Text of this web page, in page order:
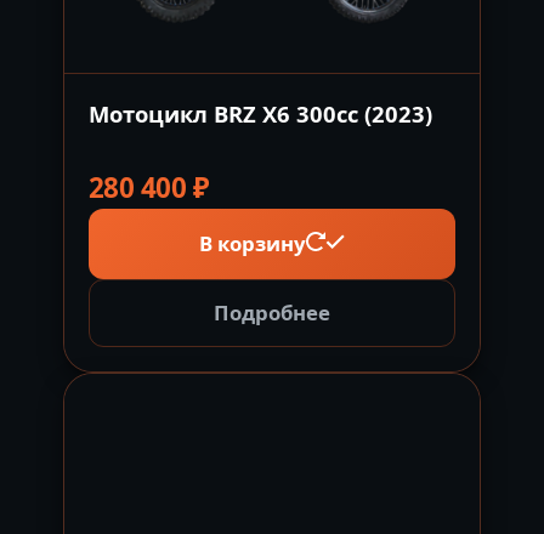
Мотоцикл BRZ X6 300cc (2023)
280 400₽
В корзину
Подробнее